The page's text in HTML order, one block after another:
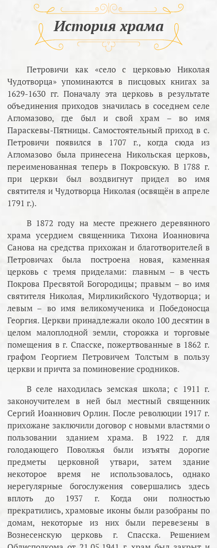
История храма
Петровичи как «село с церковью Николая
Чудотворца» упоминаются в писцовых книгах за
1629-1630 гг. Поначалу эта церковь в результате
объединения приходов значилась в соседнем селе
Агломазово, где был и свой храм – во имя
Параскевы-Пятницы. Самостоятельный приход в с.
Петровичи появился в 1707 г., когда сюда из
Агломазово была принесена Никольская церковь,
переименованная теперь в Покровскую. В 1788 г.
при церкви был воздвигнут придел во имя
святителя и Чудотворца Николая (освящён в апреле
1791 г.).
В 1872 году на месте прежнего деревянного
храма усердием священника Тихона Иоанновича
Санова на средства прихожан и благотворителей в
Петровичах была построена новая, каменная
церковь с тремя приделами: главным – в честь
Покрова Пресвятой Богородицы; правым – во имя
святителя Николая, Мирликийского Чудотворца; и
левым – во имя великомученика и Победоносца
Георгия. Церкви принадлежали около 100 десятин в
целом малоплодной земли, сторожка и торговые
помещения в г. Спасске, пожертвованные в 1862 г.
графом Георгием Петровичем Толстым в пользу
церкви и причта за поминовение сродников.
В селе находилась земская школа; с 1911 г.
законоучителем в ней был местный священник
Сергий Иоаннович Орлин. После революции 1917 г.
прихожане заключили договор с новыми властями о
пользовании зданием храма. В 1922 г. для
голодающего Поволжья были изъяты дорогие
предметы церковной утвари, затем здание
некоторое время не использовалось, однако
нерегулярные богослужения совершались здесь
вплоть до 1937 г. Когда они полностью
прекратились, храмовые иконы были разобраны по
домам, некоторые из них были перевезены в
Вознесенскую церковь г. Спасска. Решением